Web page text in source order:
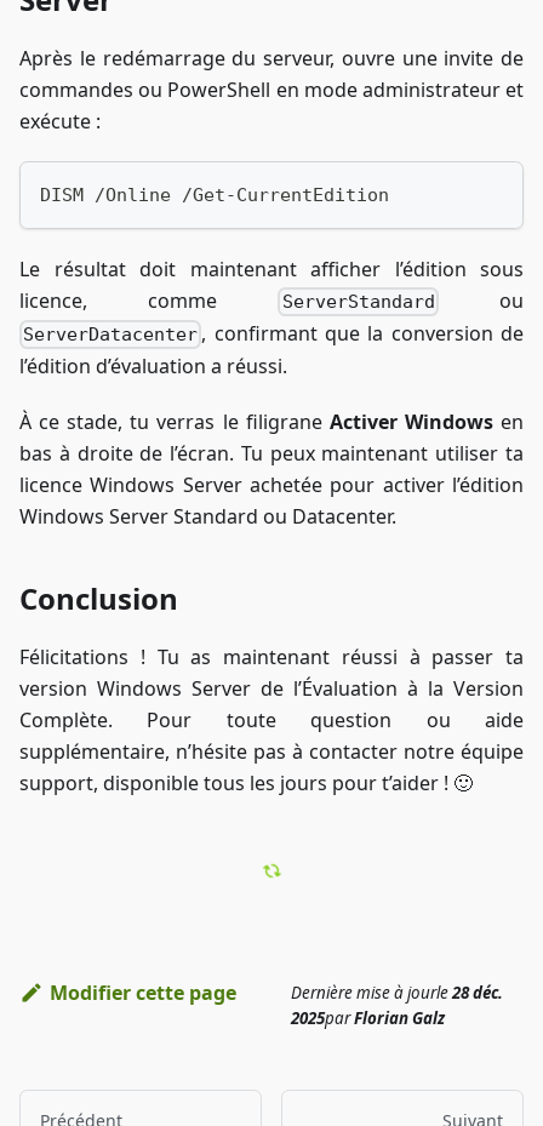
Après le redémarrage du serveur, ouvre une invite de
commandes ou PowerShell en mode administrateur et
exécute :
DISM /Online /Get-CurrentEdition
Le résultat doit maintenant afficher l’édition sous
licence, comme ServerStandard ou
ServerDatacenter , confirmant que la conversion de
l’édition d’évaluation a réussi.
À ce stade, tu verras le filigrane Activer Windowsen
bas à droite de l’écran. Tu peux maintenant utiliser ta
licence Windows Server achetée pour activer l’édition
Windows Server Standard ou Datacenter.
Conclusion
Félicitations ! Tu as maintenant réussi à passer ta
version Windows Server de l’Évaluation à la Version
Complète. Pour toute question ou aide
supplémentaire, n’hésite pas à contacter notre équipe
support, disponible tous les jours pour t’aider ! 🙂
Modifier cette page Dernière mise à jourle28 déc.
2025parFlorian Galz
Précédent Suivant